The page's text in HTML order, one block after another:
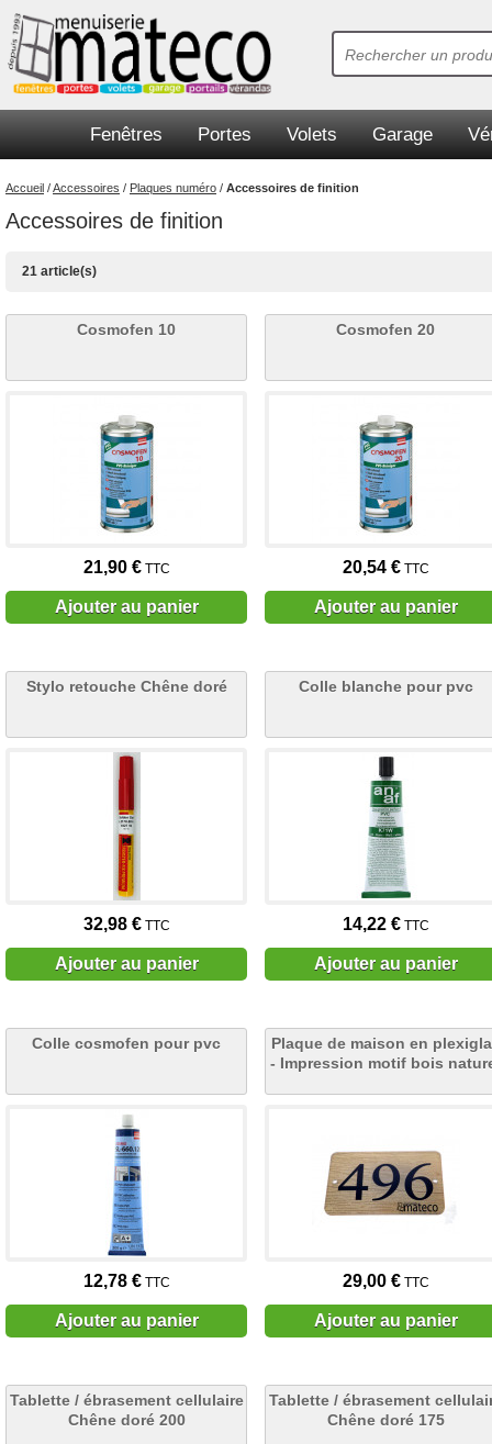
Fenêtres Portes Volets Garage
Accueil /Accessoires / Plaques numéro / Accessoires de finition
Accessoires de finition
21 article(s)
Cosmofen 10
21,90 €TTC
Ajouter au panier
Cosmofen 20
20,54 €TTC
Ajouter au panier
Stylo retouche Chêne doré
32,98 €TTC
Ajouter au panier
Colle blanche pour pvc
14,22 €TTC
Ajouter au panier
Colle cosmofen pour pvc
12,78 €TTC
Ajouter au panier
Plaque de maison en
- Impression motif bois
29,00 €TTC
Ajouter au panier
Tablette / ébrasement cellulaire
Chêne doré 200
Tablette / ébrasement
Chêne doré 175